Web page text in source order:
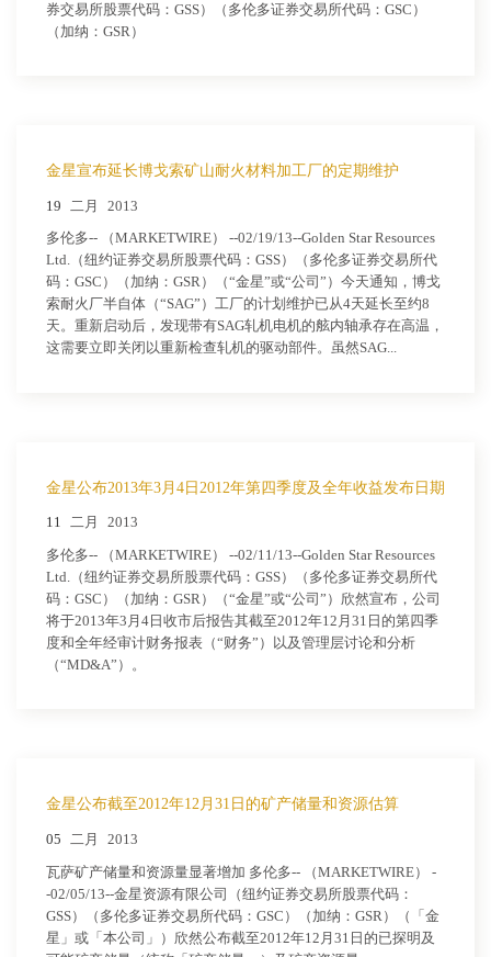
券交易所股票代码：GSS）（多伦多证券交易所代码：GSC）
（加纳：GSR）
金星宣布延长博戈索矿山耐火材料加工厂的定期维护
19 二月 2013
多伦多-- （MARKETWIRE） --02/19/13--Golden Star Resources
Ltd.（纽约证券交易所股票代码：GSS）（多伦多证券交易所代
码：GSC）（加纳：GSR）（“金星”或“公司”）今天通知，博戈
索耐火厂半自体（“SAG”）工厂的计划维护已从4天延长至约8
天。重新启动后，发现带有SAG轧机电机的舷内轴承存在高温，
这需要立即关闭以重新检查轧机的驱动部件。虽然SAG...
金星公布2013年3月4日2012年第四季度及全年收益发布日期
11 二月 2013
多伦多-- （MARKETWIRE） --02/11/13--Golden Star Resources
Ltd.（纽约证券交易所股票代码：GSS）（多伦多证券交易所代
码：GSC）（加纳：GSR）（“金星”或“公司”）欣然宣布，公司
将于2013年3月4日收市后报告其截至2012年12月31日的第四季
度和全年经审计财务报表（“财务”）以及管理层讨论和分析
（“MD&A”）。
金星公布截至2012年12月31日的矿产储量和资源估算
05 二月 2013
瓦萨矿产储量和资源量显著增加 多伦多-- （MARKETWIRE） -
-02/05/13--金星资源有限公司（纽约证券交易所股票代码：
GSS）（多伦多证券交易所代码：GSC）（加纳：GSR）（「金
星」或「本公司」）欣然公布截至2012年12月31日的已探明及